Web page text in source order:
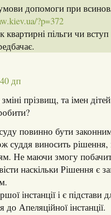
допомоги при
?p=372
квартирні пільги чи
дп
прізвищ, та імен
повинно бути
суддя виносить
Не маючи змогу
наскільки Рішення є
інстанції і є підстави
до Апеляційної інстанції.